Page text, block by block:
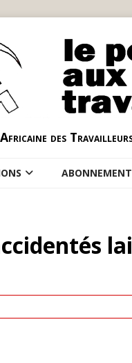
des
ABONNEMENT